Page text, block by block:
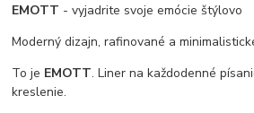
EMOTT - vyjadrite svoje emócie štýlovo
Moderný dizajn, rafinované a
To je EMOTT. Liner na každodenné
kreslenie.